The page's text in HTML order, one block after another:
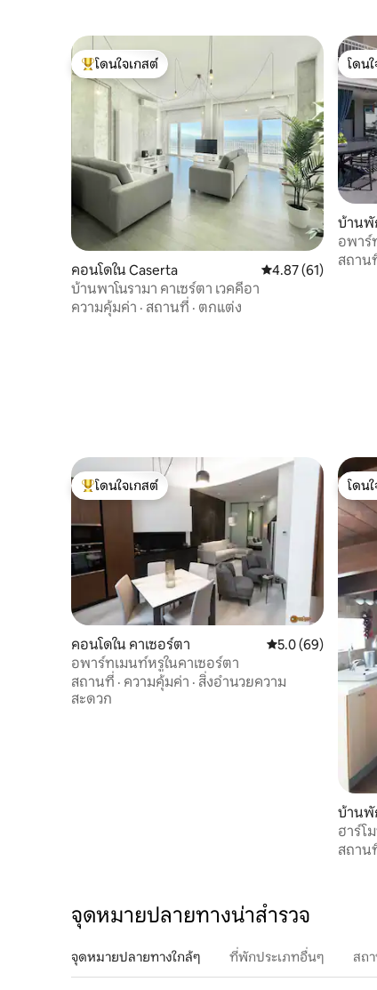
โดนใจเกสต์ที่สุด
โดนใจเกสต์
คอนโดใน Caserta คะแนนเฉลี่ย 4.87 จ
4.87 (61)
บ้านพาโนรามา คาเซร์ตา เวคคีอา
ความคุ้มค่า · สถานที่ · ตกแต่ง
โดน
โดน
บ้านพั
อพาร์
โซเฟีย
สถาน
โดนใจเกสต์ที่สุด
โดนใจเกสต์
คอนโดใน คาเซอร์ตา คะแนนเฉลี่ย 5.0 จ
5.0 (69)
อพาร์ทเมนท์หรูในคาเซอร์ตา
สถานที่ · ความคุ้มค่า · สิ่งอำนวยความ
สะดวก
โดน
โดน
บ้านพั
ฮาร์โ
สถาน
จุดหมายปลายทางน่าสำรวจ
จุดหมายปลายทางใกล้ๆ ที่พักประเภทอื่นๆ สถ